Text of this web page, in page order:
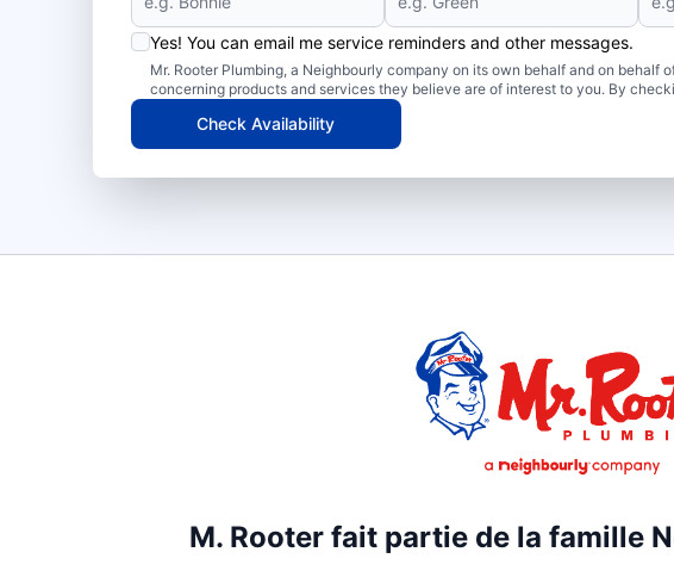
Yes! You can email me service reminders and other messages.
Mr. Rooter Plumbing, a Neighbourly company on its own behalf and on behalf
concerning products and services they believe are of interest to you. By
Check Availability
M. Rooter fait partie de la famille